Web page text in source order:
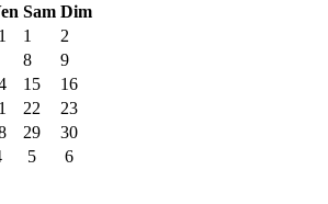
Sam Dim
1
2
8
9
15
16
22
23
29
30
5
6